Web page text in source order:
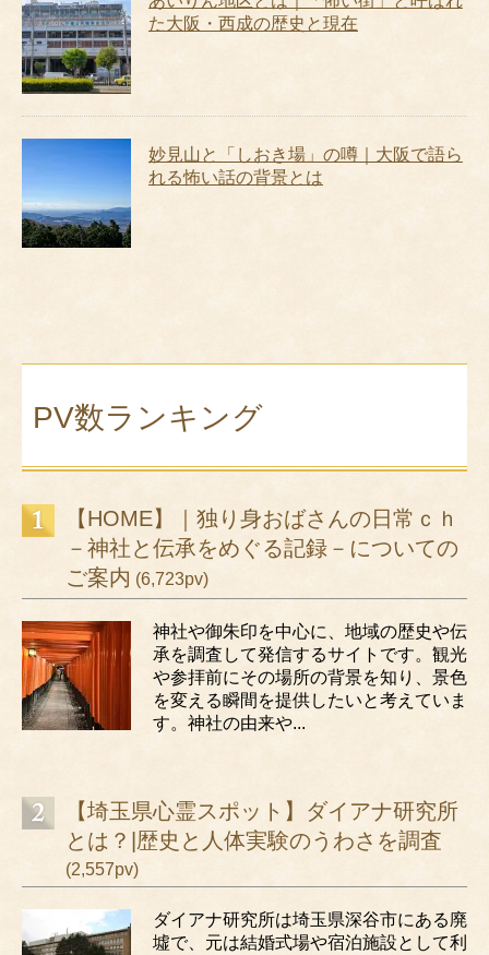
た大阪・西成の歴史と現在
妙見山と「しおき場」の噂｜大阪で語ら
れる怖い話の背景とは
PV数ランキング
【HOME】｜独り身おばさんの日常ｃｈ
－神社と伝承をめぐる記録－についての
ご案内 (6,723pv)
神社や御朱印を中心に、地域の歴史や伝
承を調査して発信するサイトです。観光
や参拝前にその場所の背景を知り、景色
を変える瞬間を提供したいと考えていま
す。神社の由来や...
【埼玉県心霊スポット】ダイアナ研究所
とは？|歴史と人体実験のうわさを調査
(2,557pv)
ダイアナ研究所は埼玉県深谷市にある廃
墟で、元は結婚式場や宿泊施設として利